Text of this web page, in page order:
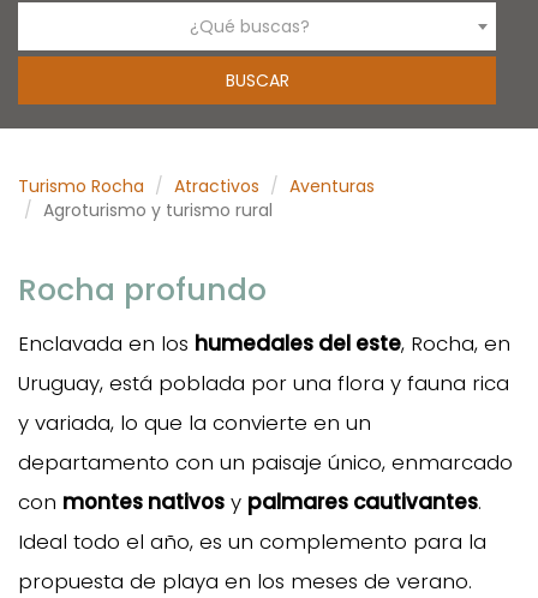
¿Qué buscas?
Turismo Rocha Atractivos
Aventuras
Agroturismo y turismo rural
Rocha profundo
Enclavada en los humedales del este, Rocha, en
Uruguay, está poblada por una flora y fauna rica
y variada, lo que la convierte en un
departamento con un paisaje único, enmarcado
con montes nativos y palmares cautivantes.
Ideal todo el año, es un complemento para la
propuesta de playa en los meses de verano.